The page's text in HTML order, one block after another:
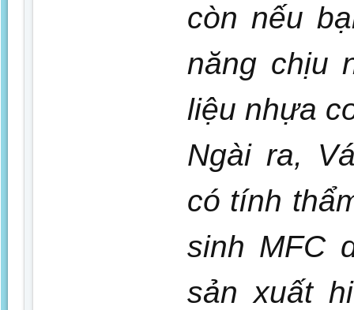
còn nếu
năng chịu
liệu nhựa
Ngài ra,
có tính
sinh MFC
sản xuất